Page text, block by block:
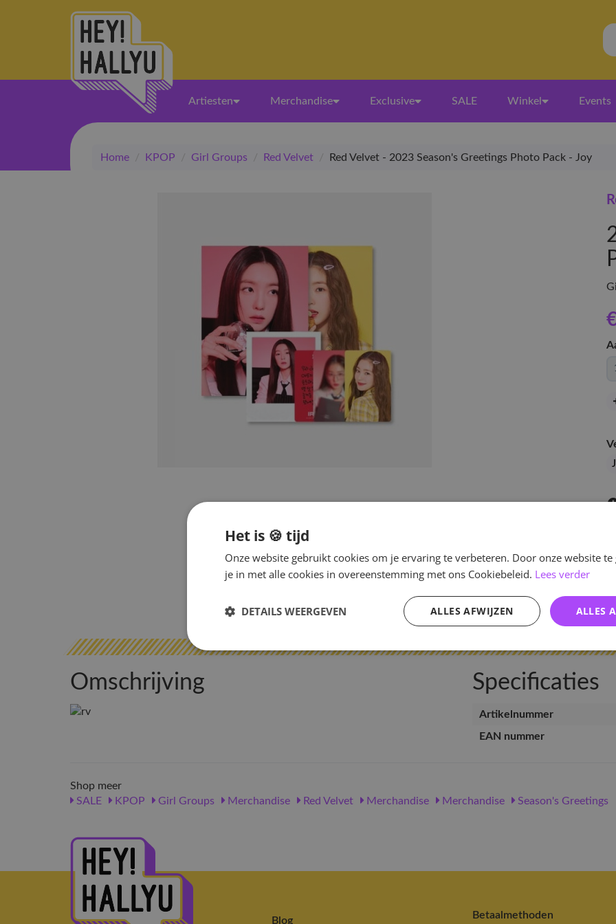
Artiesten Merchandise Exclusive SALE Winkel Events
Home / KPOP / Girl Groups / Red Velvet / Red Velvet - 2023 Season's Greetings Photo Pack - Joy
Omschrijving Specificaties
Artikelnummer
EAN nummer
Shop meer
SALE
KPOP Girl Groups Merchandise Red Velvet Merchandise Merchandise Season's Greetings
Blog Betaalmethoden
Het is 🍪 tijd
Onze website gebruikt cookies om je ervaring te verbeteren. Door onze website
je in met alle cookies in overeenstemming met ons Cookiebeleid. Lees verder
ALLES
ALLES AFWIJZEN
DETAILS WEERGEVEN